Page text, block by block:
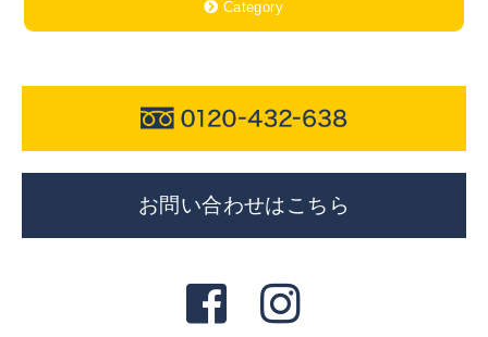
Category
お問い合わせはこちら